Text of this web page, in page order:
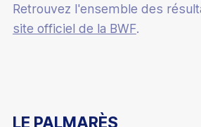
Retrouvez l'ensemble des
site officiel de la BWF.
LE PALMARÈS